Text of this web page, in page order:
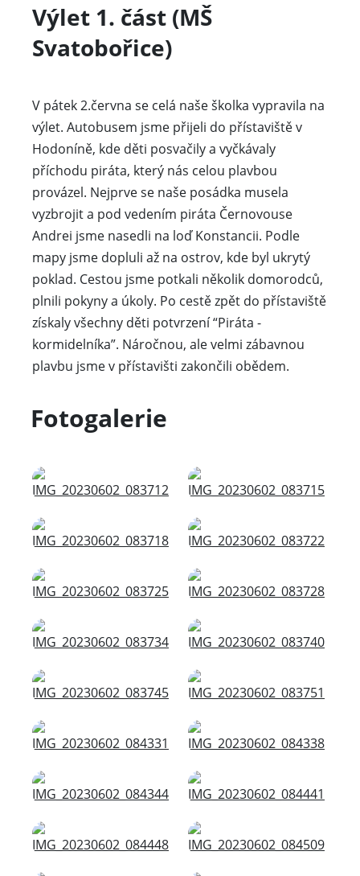
Výlet 1. část (MŠ
Svatobořice)
V pátek 2.června se celá naše školka vypravila na
výlet. Autobusem jsme přijeli do přístaviště v
Hodoníně, kde děti posvačily a vyčkávaly
příchodu piráta, který nás celou plavbou
provázel. Nejprve se naše posádka musela
vyzbrojit a pod vedením piráta Černovouse
Andrei jsme nasedli na loď Konstancii. Podle
mapy jsme dopluli až na ostrov, kde byl ukrytý
poklad. Cestou jsme potkali několik domorodců,
plnili pokyny a úkoly. Po cestě zpět do přístaviště
získaly všechny děti potvrzení “Piráta -
kormidelníka”. Náročnou, ale velmi zábavnou
plavbu jsme v přístavišti zakončili obědem.
Fotogalerie